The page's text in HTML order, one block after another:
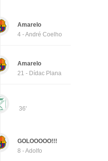
Amarelo
4 - André Coelho
Amarelo
21 - Dídac Plana
36'
GOLOOOOO!!!
8 - Adolfo